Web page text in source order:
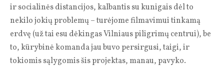
ir socialinės distancijos, kalbantis su kunigais dėl to
nekilo jokių problemų – turėjome filmavimui tinkamą
erdvę (už tai esu dėkingas Vilniaus piligrimų centrui), be
to, kūrybinė komanda jau buvo persirgusi, taigi, ir
tokiomis sąlygomis šis projektas, manau, pavyko.